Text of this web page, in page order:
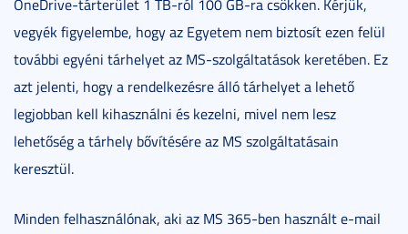
OneDrive-tárterület 1 TB-ról 100 GB-ra csökken. Kérjük,
vegyék figyelembe, hogy az Egyetem nem biztosít ezen felül
további egyéni tárhelyet az MS-szolgáltatások keretében. Ez
azt jelenti, hogy a rendelkezésre álló tárhelyet a lehető
legjobban kell kihasználni és kezelni, mivel nem lesz
lehetőség a tárhely bővítésére az MS szolgáltatásain
keresztül.
Minden felhasználónak, aki az MS 365-ben használt e-mail